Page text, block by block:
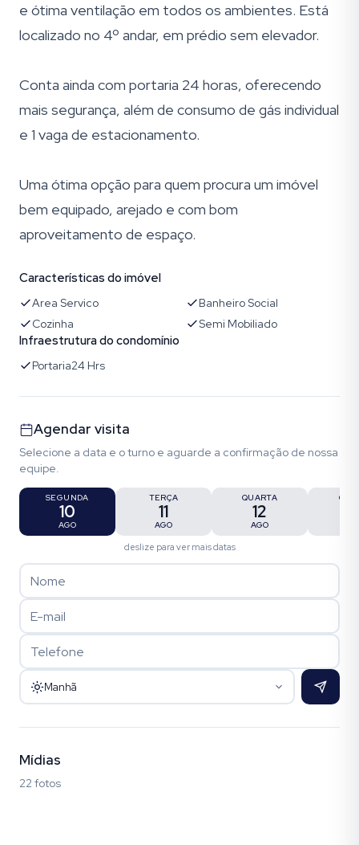
e ótima ventilação em todos os ambientes. Está
localizado no 4º andar, em prédio sem elevador.
Conta ainda com portaria 24 horas, oferecendo
mais segurança, além de consumo de gás individual
e 1 vaga de estacionamento.
Uma ótima opção para quem procura um imóvel
bem equipado, arejado e com bom
aproveitamento de espaço.
Características do imóvel
Area Servico
Banheiro Social
Cozinha
Semi Mobiliado
Infraestrutura do condomínio
Portaria24 Hrs
Agendar visita
Selecione a data e o turno e aguarde a confirmação de nossa
equipe.
SEGUNDA
10
AGO
TERÇA
11
AGO
QUARTA
12
AGO
deslize para ver mais datas
Manhã
Mídias
22 fotos